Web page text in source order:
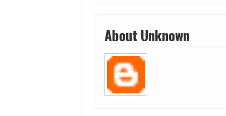
About Unknown